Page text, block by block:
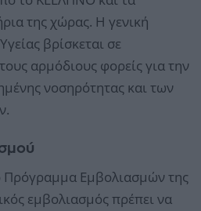
της χώρας. Η γενική
βρίσκεται σε
αρμόδιους φορείς για την
νοσηρότητας και των
Πρόγραμμα Εμβολιασμών της
εμβολιασμός πρέπει να